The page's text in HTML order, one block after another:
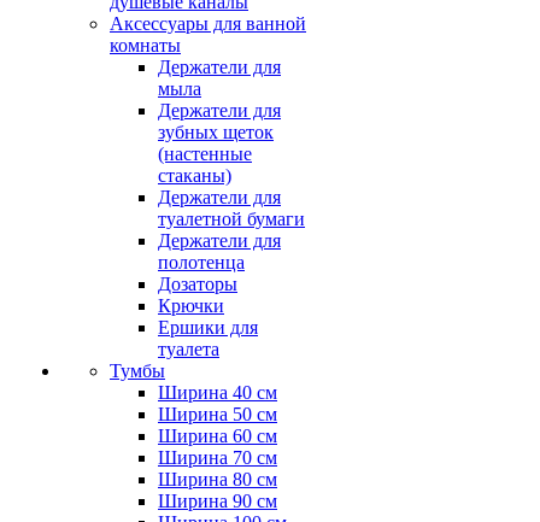
Аксессуары для ванной
комнаты
Держатели для
мыла
Держатели для
зубных щеток
(настенные
стаканы)
Держатели для
туалетной бумаги
Держатели для
полотенца
Дозаторы
Крючки
Ершики для
туалета
Тумбы
Ширина 40 см
Ширина 50 см
Ширина 60 см
Ширина 70 см
Ширина 80 см
Ширина 90 см